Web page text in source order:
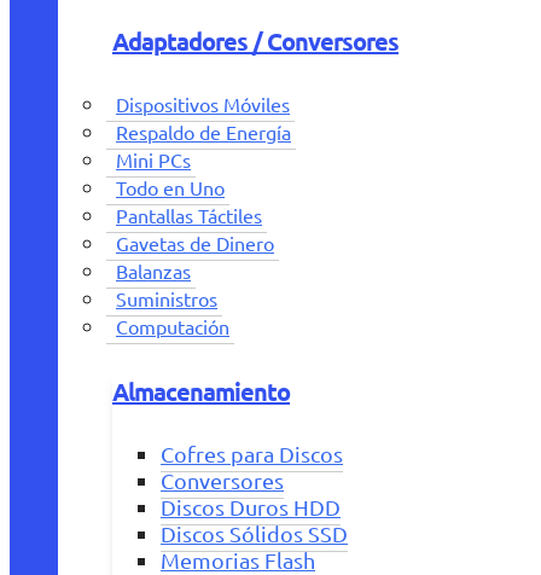
Adaptadores / Conversores
Dispositivos Móviles
Respaldo de Energía
Mini PCs
Todo en Uno
Pantallas Táctiles
Gavetas de Dinero
Balanzas
Suministros
Computación
Almacenamiento
Cofres para Discos
Conversores
Discos Duros HDD
Discos Sólidos SSD
Memorias Flash